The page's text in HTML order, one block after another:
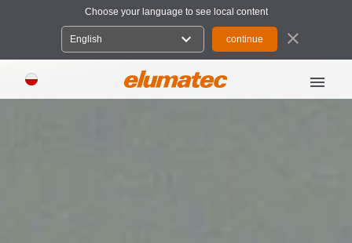
Choose your language to see local content
English expand_more close
menu